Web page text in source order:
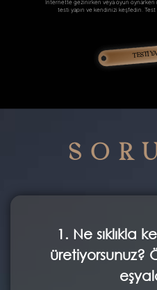
İnternette gezinirken veya oyun oynarken
testi yapın ve kendinizi keşfedin.
TESTİ
1. Ne sıklıkla
üretiyorsunuz?